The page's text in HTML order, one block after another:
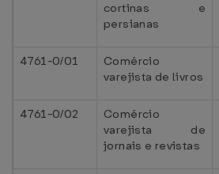
cortinas e
persianas
4761-0/01
Comércio
varejista de livros
4761-0/02
Comércio
varejista de
jornais e revistas